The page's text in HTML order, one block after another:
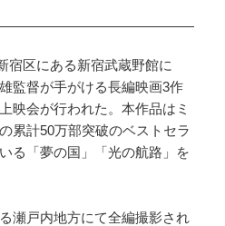
宿区にある新宿武蔵野館に
監督が手がける長編映画3作
映会が行われた。本作品はミ
累計50万部突破のベストセラ
る「夢の国」「光の航路」を
瀬戸内地方にて全編撮影され